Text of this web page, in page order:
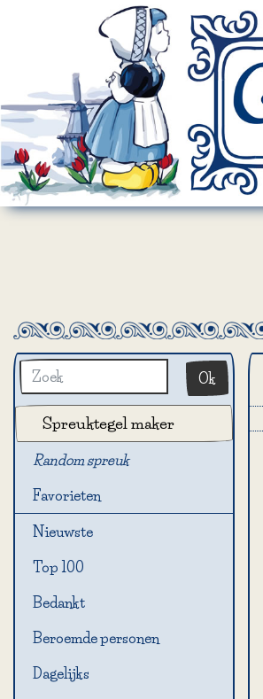
Ok
Spreuktegel maker
Random spreuk
Favorieten
Nieuwste
Top 100
Bedankt
Beroemde personen
Dagelijks